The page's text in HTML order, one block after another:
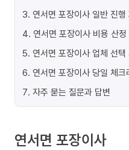
3. 연서면 포장이사 일반 진행
4. 연서면 포장이사 비용 산정
5. 연서면 포장이사 업체 선
6. 연서면 포장이사 당일 체크
7. 자주 묻는 질문과 답변
연서면 포장이사